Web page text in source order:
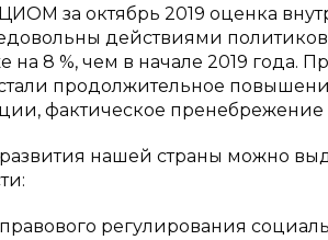
за октябрь 2019 оценка
действиями политиков,
на 8 %, чем в начале 2019
продолжительное повышение
фактическое
нашей страны можно
регулирования